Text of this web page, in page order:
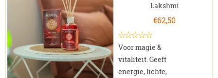
Lakshmi
€62,50
Voor magie &
vitaliteit. Geeft
energie, lichte,